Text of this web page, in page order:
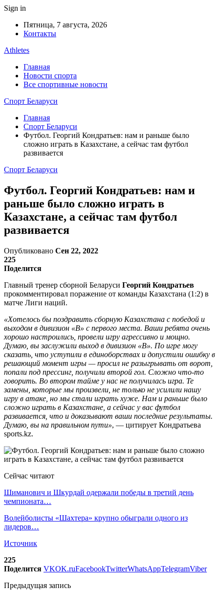
Sign in
Пятница, 7 августа, 2026
Контакты
Athletes
Главная
Новости спорта
Все спортивные новости
Спорт Беларуси
Главная
Спорт Беларуси
Футбол. Георгий Кондратьев: нам и раньше было
сложно играть в Казахстане, а сейчас там футбол
развивается
Спорт Беларуси
Футбол. Георгий Кондратьев: нам и
раньше было сложно играть в
Казахстане, а сейчас там футбол
развивается
Опубликовано Сен 22, 2022
225
Поделится
Главный тренер сборной Беларуси Георгий Кондратьев
прокомментировал поражение от команды Казахстана (1:2) в
матче Лиги наций.
«Хотелось бы поздравить сборную Казахстана с победой и
выходом в дивизион «В» с первого места. Ваши ребята очень
хорошо настроились, провели игру агрессивно и мощно.
Думаю, вы заслужили выход в дивизион «В». По игре могу
сказать, что уступили в единоборствах и допустили ошибку в
решающий момент игры — просил не разыгрывать от ворот,
попали под прессинг, получили второй гол. Сложно что-то
говорить. Во втором тайме у нас не получилась игра. Те
замены, которые мы произвели, не только не усилили нашу
игру в атаке, но мы стали играть хуже. Нам и раньше было
сложно играть в Казахстане, а сейчас у вас футбол
развивается, что и доказывают ваши последние результаты.
Думаю, вы на правильном пути», — цитирует Кондратьева
sports.kz.
Сейчас читают
Шиманович и Шкурдай одержали победы в третий день
чемпионата…
Волейболисты «Шахтера» крупно обыграли одного из
лидеров…
Источник
225
Поделится VKOK.ruFacebookTwitterWhatsAppTelegramViber
Предыдущая запись